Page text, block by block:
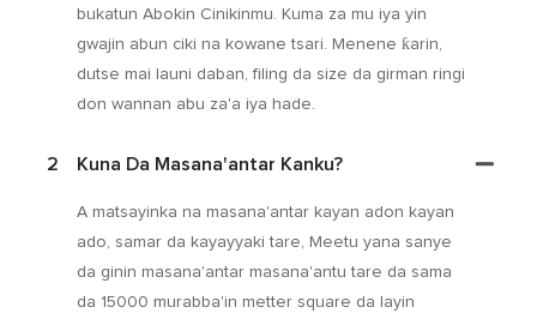
bukatun Abokin Cinikinmu. Kuma za mu iya yin
gwajin abun ciki na kowane tsari. Menene ƙarin,
dutse mai launi daban, filing da size da girman ringi
don wannan abu za'a iya hade.
2 Kuna Da Masana'antar Kanku?
A matsayinka na masana'antar kayan adon kayan
ado, samar da kayayyaki tare, Meetu yana sanye
da ginin masana'antar masana'antu tare da sama
da 15000 murabba'in metter square da layin